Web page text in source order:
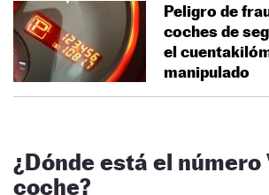
Peligro de
coches de
el
manipulado
¿Dónde está el número
coche?